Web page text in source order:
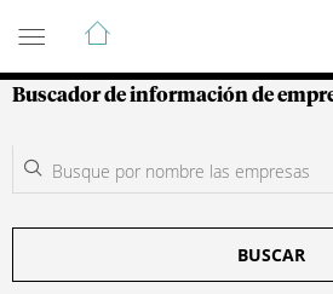
Guía de Empresas
Buscador de información de
BUSCAR